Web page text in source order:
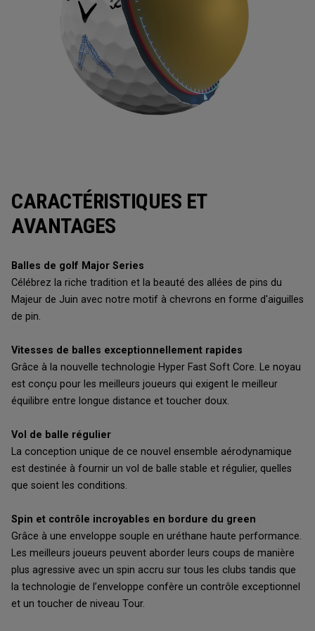
CARACTÉRISTIQUES ET
AVANTAGES
Balles de golf Major Series
Célébrez la riche tradition et la beauté des allées de pins du
Majeur de Juin avec notre motif à chevrons en forme d'aiguilles
de pin.
Vitesses de balles exceptionnellement rapides
Grâce à la nouvelle technologie Hyper Fast Soft Core. Le noyau
est conçu pour les meilleurs joueurs qui exigent le meilleur
équilibre entre longue distance et toucher doux.
Vol de balle régulier
La conception unique de ce nouvel ensemble aérodynamique
est destinée à fournir un vol de balle stable et régulier, quelles
que soient les conditions.
Spin et contrôle incroyables en bordure du green
Grâce à une enveloppe souple en uréthane haute performance.
Les meilleurs joueurs peuvent aborder leurs coups de manière
plus agressive avec un spin accru sur tous les clubs tandis que
la technologie de l’enveloppe confère un contrôle exceptionnel
et un toucher de niveau Tour.